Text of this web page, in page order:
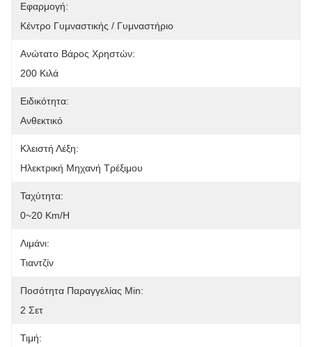
Εφαρμογή:
Κέντρο Γυμναστικής / Γυμναστήριο
Ανώτατο Βάρος Χρηστών:
200 Κιλά
Ειδικότητα:
Ανθεκτικό
Κλειστή Λέξη:
Ηλεκτρική Μηχανή Τρέξιμου
Ταχύτητα:
0~20 Km/h
Λιμάνι:
Τιαντζίν
Ποσότητα Παραγγελίας Min:
2 Σετ
Τιμή: